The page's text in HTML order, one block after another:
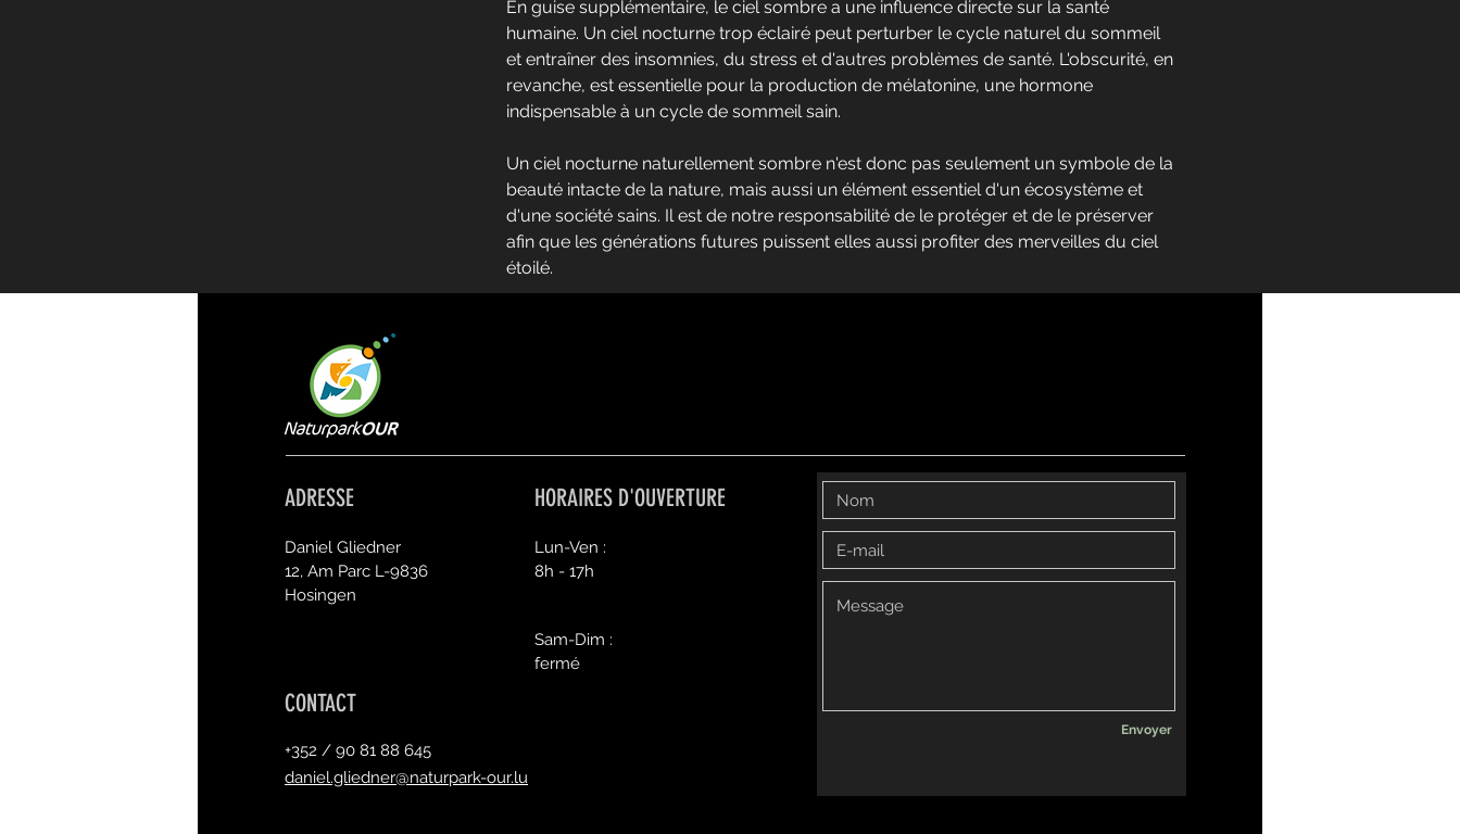
En guise supplémentaire, le ciel sombre a une influence directe sur la santé
humaine. Un ciel nocturne trop éclairé peut perturber le cycle naturel du sommeil
et entraîner des insomnies, du stress et d'autres problèmes de santé. L'obscurité, en
revanche, est essentielle pour la production de mélatonine, une hormone
indispensable à un cycle de sommeil sain.
Un ciel nocturne naturellement sombre n'est donc pas seulement un symbole de la
beauté intacte de la nature, mais aussi un élément essentiel d'un écosystème et
d'une société sains. Il est de notre responsabilité de le protéger et de le préserver
afin que les générations futures puissent elles aussi profiter des merveilles du ciel
étoilé.
ADRESSE
Daniel Gliedner
12, Am Parc L-9836
Hosingen
HORAIRES D'OUVERTURE
Lun-Ven :
8h - 17h
Sam-Dim :
fermé
CONTACT
+352 / 90 81 88 645
daniel.gliedner@naturpark-our.lu
Envoyer